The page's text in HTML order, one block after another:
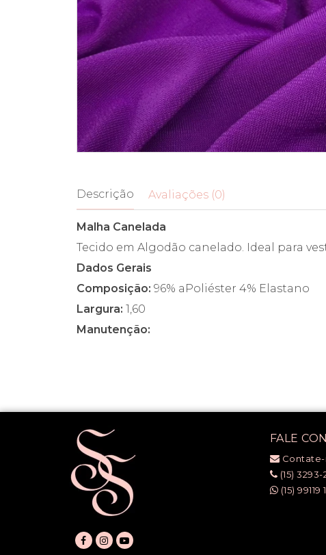
Descrição Avaliações (0)
Malha Canelada
Tecido em Algodão canelado. Ideal para
Dados Gerais
Composição: 96% aPoliéster 4% Elastano
Largura: 1,60
Manutenção:
FALE
(15) 3293-
(15) 99119